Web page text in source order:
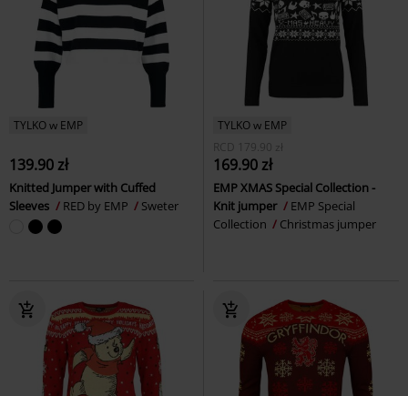
TYLKO w EMP
139.90 zł
Knitted Jumper with Cuffed
Sleeves
RED by EMP Sweter
TYLKO w EMP
RCD 179.90 zł
169.90 zł
EMP XMAS Special Collection -
Knit jumper
EMP Special
Collection
Christmas jumper